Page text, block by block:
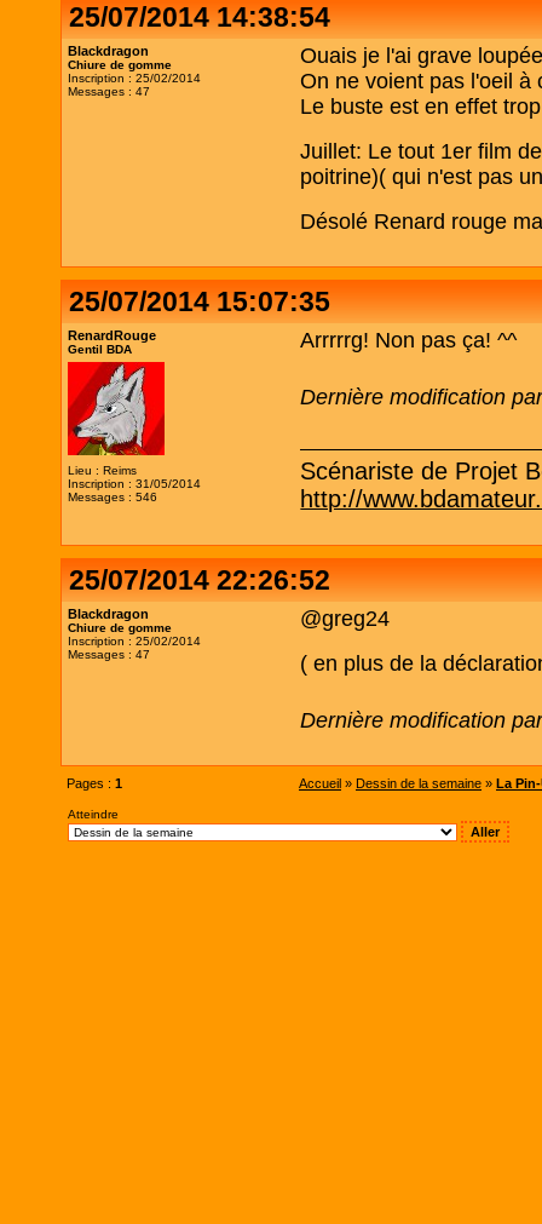
25/07/2014 14:38:54
Blackdragon
Chiure de gomme
Inscription : 25/02/2014
Messages : 47
Ouais je l'ai grave
On ne voient pas l'oeil à
Le buste est en effet
Juillet: Le tout 1er film
poitrine)( qui n'est pas
Désolé Renard rouge
25/07/2014 15:07:35
RenardRouge
Gentil BDA
Lieu : Reims
Inscription : 31/05/2014
Messages : 546
Arrrrrg! Non pas ça! ^^
Dernière modification
Scénariste de Projet
http://
25/07/2014 22:26:52
Blackdragon
Chiure de gomme
Inscription : 25/02/2014
Messages : 47
@greg24
( en plus de la
Dernière modification
Pages : 1 Accueil » Dessin de la semaine » La
Atteindre